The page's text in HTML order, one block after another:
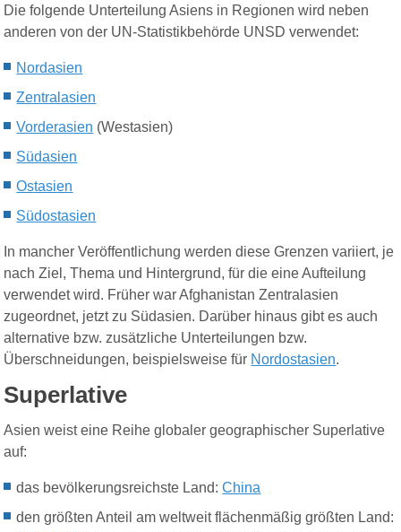
Die folgende Unterteilung Asiens in Regionen wird neben
anderen von der UN-Statistikbehörde UNSD verwendet:
Nordasien
Zentralasien
Vorderasien (Westasien)
Südasien
Ostasien
Südostasien
In mancher Veröffentlichung werden diese Grenzen variiert, je
nach Ziel, Thema und Hintergrund, für die eine Aufteilung
verwendet wird. Früher war Afghanistan Zentralasien
zugeordnet, jetzt zu Südasien. Darüber hinaus gibt es auch
alternative bzw. zusätzliche Unterteilungen bzw.
Überschneidungen, beispielsweise für Nordostasien.
Superlative
Asien weist eine Reihe globaler geographischer Superlative
auf:
das bevölkerungsreichste Land:China
den größten Anteil am weltweit flächenmäßig größten Land: